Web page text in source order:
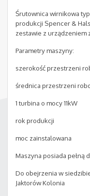
Śrutownica wirnikowa
produkcji Spencer &
zestawie z urządzeniem
Parametry maszyny:
szerokość przestrzeni
średnica przestrzeni
1 turbina o mocy 11kW
rok produkcji
moc zainstalowana
Maszyna posiada pełną
Do obejrzenia w
Jaktorów Kolonia